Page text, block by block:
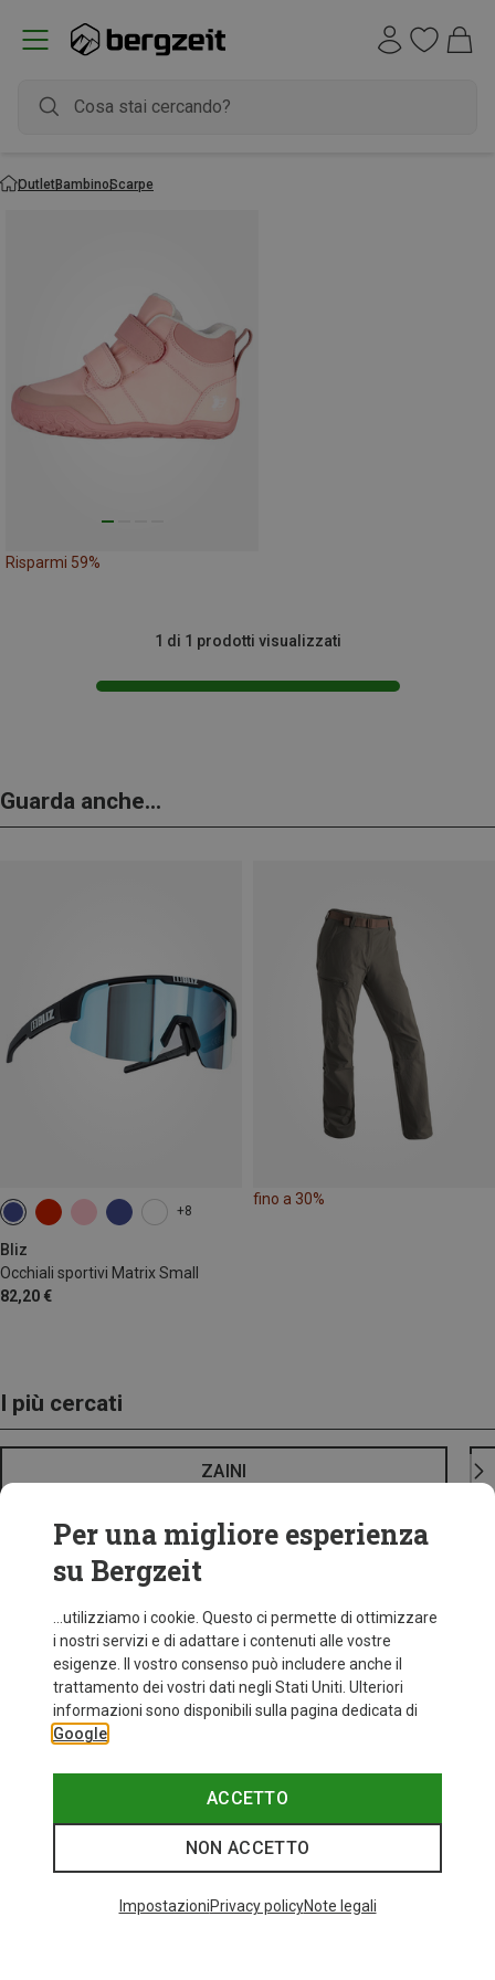
OutletBambinoScarpe
Risparmi 59%
1 di 1 prodotti visualizzati
Guarda anche...
+8
Bliz
Occhiali sportivi Matrix Small
82,20 €
fino a 30%
I più cercati
ZAINI
Per una migliore esperienza
su Bergzeit
...utilizziamo i cookie. Questo ci permette di ottimizzare
i nostri servizi e di adattare i contenuti alle vostre
esigenze. Il vostro consenso può includere anche il
trattamento dei vostri dati negli Stati Uniti. Ulteriori
informazioni sono disponibili sulla pagina dedicata di
Google
ACCETTO
NON ACCETTO
ImpostazioniPrivacy policyNote legali